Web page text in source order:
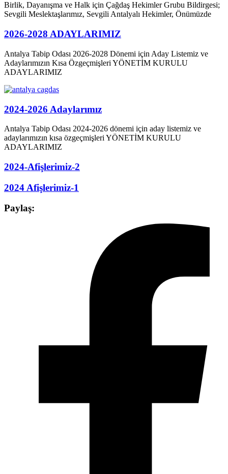
Birlik, Dayanışma ve Halk için Çağdaş Hekimler Grubu Bildirgesi;
Sevgili Meslektaşlarımız, Sevgili Antalyalı Hekimler, Önümüzde
2026-2028 ADAYLARIMIZ
Antalya Tabip Odası 2026-2028 Dönemi için Aday Listemiz ve
Adaylarımızın Kısa Özgeçmişleri YÖNETİM KURULU
ADAYLARIMIZ
2024-2026 Adaylarımız
Antalya Tabip Odası 2024-2026 dönemi için aday listemiz ve
adaylarımızın kısa özgeçmişleri YÖNETİM KURULU
ADAYLARIMIZ
2024-Afişlerimiz-2
2024 Afişlerimiz-1
Paylaş: